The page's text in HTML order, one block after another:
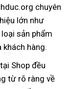
chuyên
lớn như
sản phẩm
hàng.
Shop đều
từ rõ ràng về